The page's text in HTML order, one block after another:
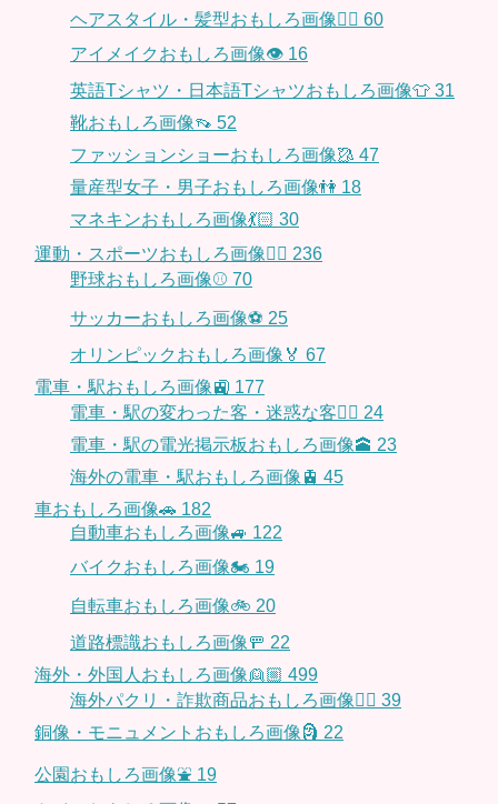
ヘアスタイル・髪型おもしろ画像👱‍♀️ 60
アイメイクおもしろ画像👁 16
英語Tシャツ・日本語Tシャツおもしろ画像👕 31
靴おもしろ画像👡 52
ファッションショーおもしろ画像🥻 47
量産型女子・男子おもしろ画像👫 18
マネキンおもしろ画像💃🏻 30
運動・スポーツおもしろ画像🏃‍♂️ 236
野球おもしろ画像⚾ 70
サッカーおもしろ画像⚽️ 25
オリンピックおもしろ画像🏅 67
電車・駅おもしろ画像🚉 177
電車・駅の変わった客・迷惑な客🤦‍♀️ 24
電車・駅の電光掲示板おもしろ画像🕋 23
海外の電車・駅おもしろ画像🚊 45
車おもしろ画像🚗 182
自動車おもしろ画像🚙 122
バイクおもしろ画像🏍 19
自転車おもしろ画像🚲 20
道路標識おもしろ画像🚥 22
海外・外国人おもしろ画像👱🏼 499
海外パクリ・詐欺商品おもしろ画像🙅‍♀️ 39
銅像・モニュメントおもしろ画像🗿 22
公園おもしろ画像⛲️ 19